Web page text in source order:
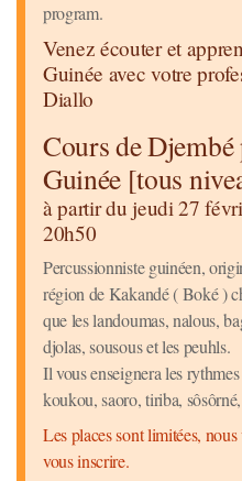
program.
Venez écouter et
Guinée avec votre
Diallo
Cours de Djembé
Guinée [tous
à partir du jeudi 27
20h50
Percussionniste guinéen,
région de Kakandé ( Boké )
que les landoumas, nalous,
djolas, sousous et les peuhls.
Il vous enseignera les
koukou, saoro, tiriba,
Les places sont limitées,
vous inscrire.